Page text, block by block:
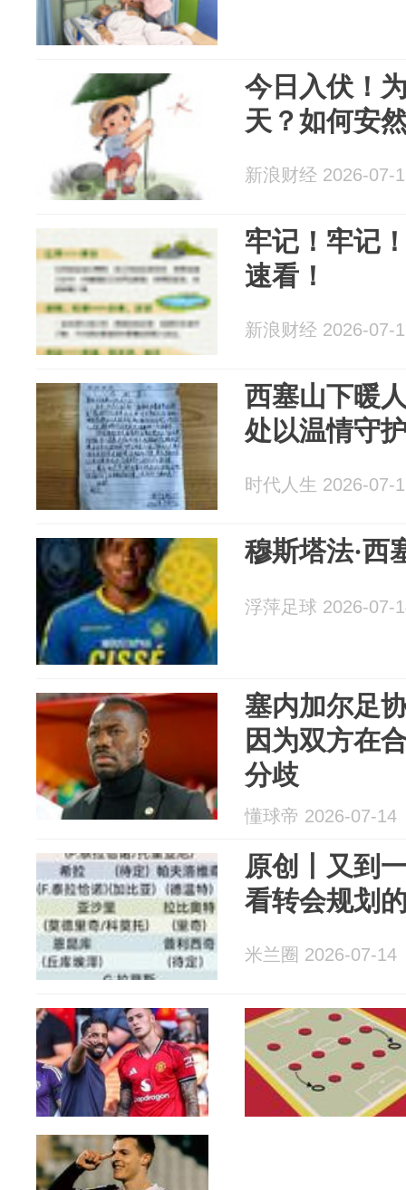
今日入伏！
天？如何安
新浪财经 2026-07-
牢记！牢记
速看！
新浪财经 2026-07-
西塞山下暖
处以温情守
时代人生 2026-07-
穆斯塔法·西
浮萍足球 2026-07-
塞内加尔足
因为双方在
分歧
懂球帝 2026-07-14
原创丨又到
看转会规划
米兰圈 2026-07-14